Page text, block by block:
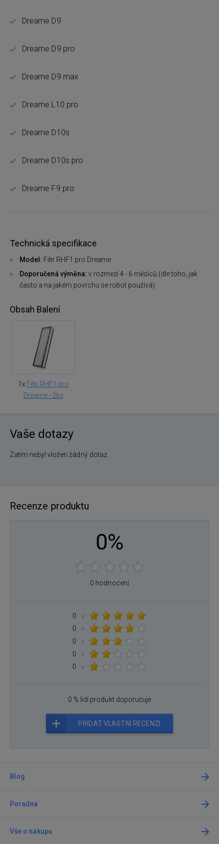
Dreame D9
Dreame D9 pro
Dreame D9 max
Dreame L10 pro
Dreame D10s
Dreame D10s pro
Dreame F9 pro
Technická specifikace
Model: Filtr RHF1 pro Dreame
Doporučená výměna: v rozmezí 4 - 6 měsíců (dle toho, jak
často a na jakém povrchu se robot používá)
Obsah Balení
1x Filtr RHF1 pro
Dreame - 2ks
Vaše dotazy
Zatím nebyl vložen žádný dotaz.
Recenze produktu
0%
0 hodnocení
0
×
0
×
0
×
0
×
0
×
0 % lidí produkt doporučuje
PŘIDAT VLASTNÍ RECENZI
Blog
Poradna
Vše o nákupu